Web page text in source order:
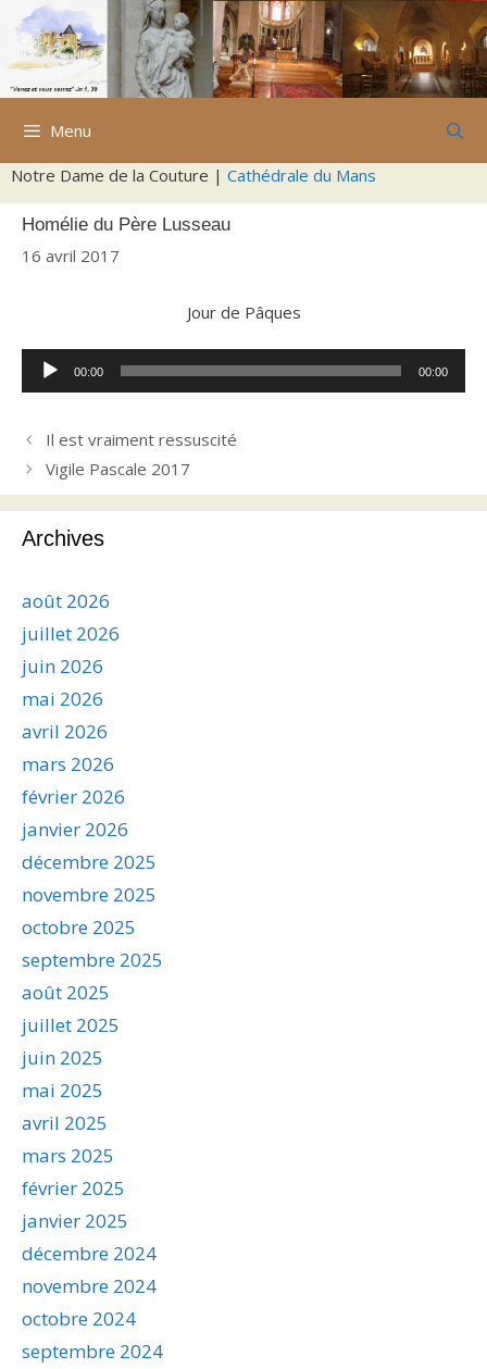
Aller
contenu
Menu
Notre Dame de la Couture | Cathédrale du Mans
Homélie du Père Lusseau
16 avril 2017
Jour de Pâques
Lecteur
audio
00:00 00:00
Il est vraiment ressuscité
Vigile Pascale 2017
Archives
août 2026
juillet 2026
juin 2026
mai 2026
avril 2026
mars 2026
février 2026
janvier 2026
décembre 2025
novembre 2025
octobre 2025
septembre 2025
août 2025
juillet 2025
juin 2025
mai 2025
avril 2025
mars 2025
février 2025
janvier 2025
décembre 2024
novembre 2024
octobre 2024
septembre 2024